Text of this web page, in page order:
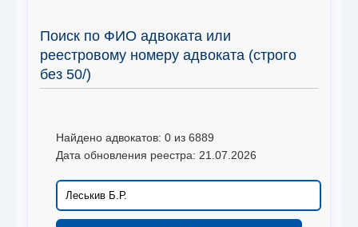
Поиск по ФИО адвоката или
реестровому номеру адвоката (строго
без 50/)
Найдено адвокатов: 0 из 6889
Дата обновления реестра: 21.07.2026